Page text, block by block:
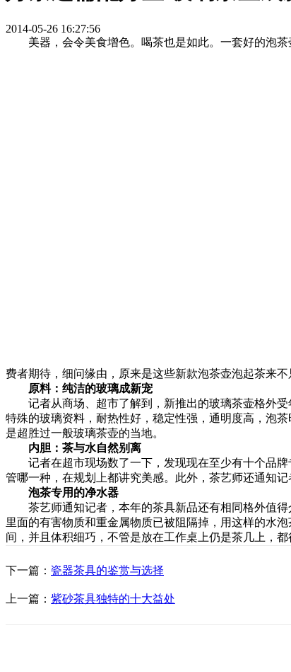
2014-05-26 16:27:56
美器，会令美食增色。喝茶也是如此。一套好的泡茶
费者期待，细问缘由，原来是这些新款泡茶壶泡起茶来不
原料：纯洁的玻璃成新宠
记者从商场、超市了解到，新推出的玻璃茶壶格外受
特殊的玻璃资料，耐热性好，稳定性强，通明度高，泡
是超胜过一般玻璃茶壶的当地。
内胆：茶与水自然别离
记者在超市现场数了一下，发现现在至少有十个品牌
管哪一种，在规划上都讲究美感。此外，茶艺师还通知
泡茶专用的净水器
茶艺师通知记者，本年的茶具新品还有相同格外值得
里面的有害物质和重金属物质已被阻隔掉，用这样的水
间，并且体积细巧，不管是放在工作桌上仍是茶几上，都
下一篇： 瓷器茶具的鉴赏与选择
上一篇： 紫砂茶具独特的十大益处